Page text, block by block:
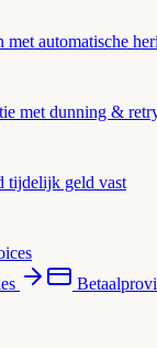
met automatische
met dunning &
tijdelijk geld vast